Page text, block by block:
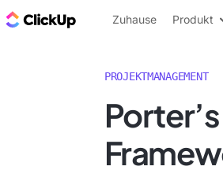
ClickUp Blog
Zuhause Produkt
PROJEKTMANAGEMENT